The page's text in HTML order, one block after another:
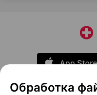
Обработка